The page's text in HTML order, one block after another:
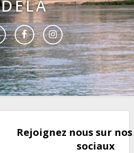
DELÀ
Rejoignez nous sur
sociaux